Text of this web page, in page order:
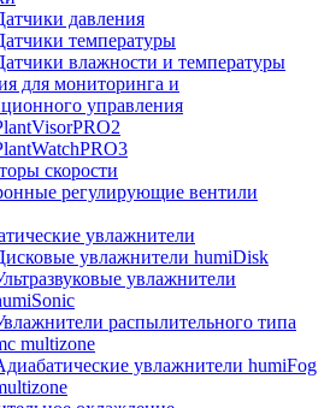
давления
температуры
влажности и температуры
для мониторинга и
управления
скорости
регулирующие вентили
увлажнители
увлажнители humiDisk
увлажнители
распылительного типа
multizone
увлажнители humiFog